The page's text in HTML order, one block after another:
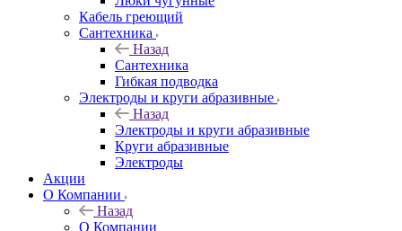
Кабель греющий
Сантехника
Назад
Сантехника
Гибкая подводка
Электроды и круги абразивные
Назад
Электроды и круги абразивные
Круги абразивные
Электроды
Акции
О Компании
Назад
О Компании